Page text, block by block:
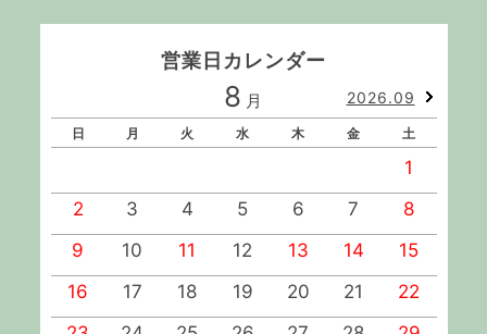
営業日カレンダー
8 月 2026.09
日 月 火 水 木 金 土
1
2
3 4 5 6 7
8
9
10 11 12 13 14
15
16
17 18 19 20 21
22